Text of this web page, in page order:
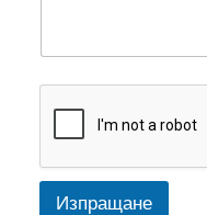
Изпращане